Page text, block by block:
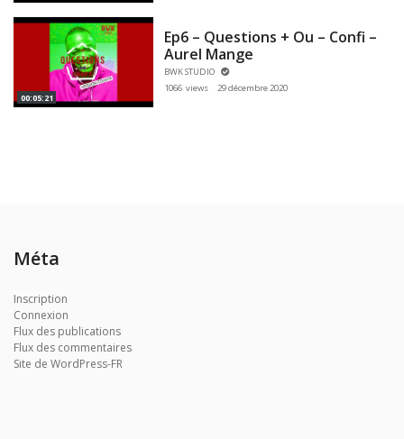
00:05:21
Ep6 – Questions + Ou – Confi –
Aurel Mange
BWK STUDIO
1066 views
29 décembre 2020
Méta
Inscription
Connexion
Flux des publications
Flux des commentaires
Site de WordPress-FR